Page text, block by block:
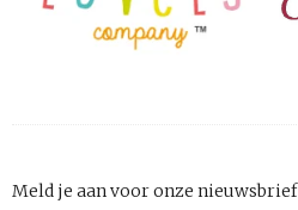
Meld je aan voor onze nieuwsbrief